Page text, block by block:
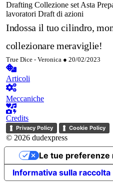
Drafting Collezione set Asta
lavoratori Draft di azioni
Indossa il tuo cilindro,
collezionare meraviglie!
True Dice - Veronica ● 20/02/2023
Articoli
Meccaniche
Credits
Privacy Policy Cookie Policy
© 2026 dudexpress
Informativa sulla raccolta
Le tue preferenze